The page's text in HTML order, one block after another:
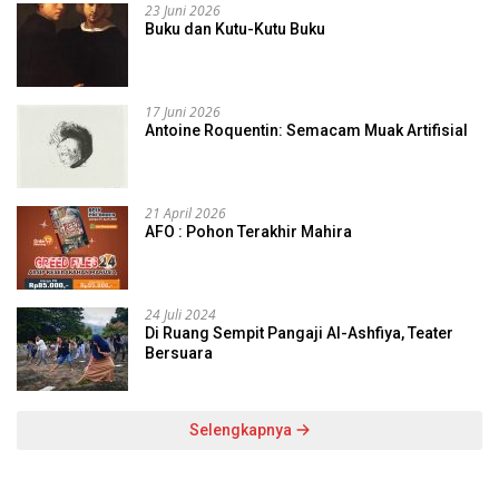
23 Juni 2026
Buku dan Kutu-Kutu Buku
17 Juni 2026
Antoine Roquentin: Semacam Muak Artifisial
21 April 2026
AFO : Pohon Terakhir Mahira
24 Juli 2024
Di Ruang Sempit Pangaji Al-Ashfiya, Teater
Bersuara
Selengkapnya